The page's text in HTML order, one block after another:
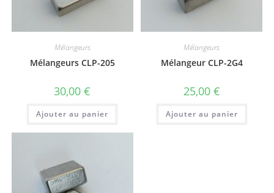
Mélangeurs
Mélangeurs CLP-205
30,00€
Ajouter au panier
Mélangeurs
Mélangeur CLP-2G4
25,00 €
Ajouter au panier